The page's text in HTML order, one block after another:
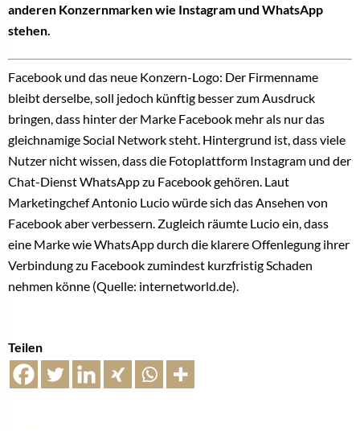
anderen Konzernmarken wie Instagram und WhatsApp
stehen.
Facebook und das neue Konzern-Logo: Der Firmenname
bleibt derselbe, soll jedoch künftig besser zum Ausdruck
bringen, dass hinter der Marke Facebook mehr als nur das
gleichnamige Social Network steht. Hintergrund ist, dass viele
Nutzer nicht wissen, dass die Fotoplattform Instagram und der
Chat-Dienst WhatsApp zu Facebook gehören. Laut
Marketingchef Antonio Lucio würde sich das Ansehen von
Facebook aber verbessern. Zugleich räumte Lucio ein, dass
eine Marke wie WhatsApp durch die klarere Offenlegung ihrer
Verbindung zu Facebook zumindest kurzfristig Schaden
nehmen könne (Quelle: internetworld.de).
Teilen